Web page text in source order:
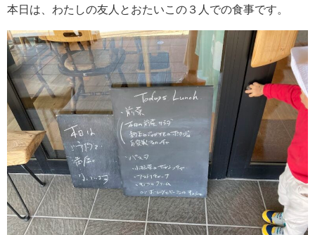
本日は、わたしの友人とおたいこの３人での食事です。